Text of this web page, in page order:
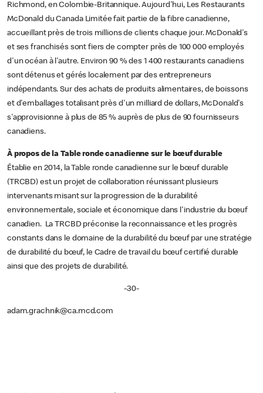
Richmond, en Colombie-Britannique. Aujourd'hui, Les Restaurants
McDonald du Canada Limitée fait partie de la fibre canadienne,
accueillant près de trois millions de clients chaque jour. McDonald's
et ses franchisés sont fiers de compter près de 100 000 employés
d'un océan à l'autre. Environ 90 % des 1 400 restaurants canadiens
sont détenus et gérés localement par des entrepreneurs
indépendants. Sur des achats de produits alimentaires, de boissons
et d'emballages totalisant près d'un milliard de dollars, McDonald's
s'approvisionne à plus de 85 % auprès de plus de 90 fournisseurs
canadiens.
À propos de la Table ronde canadienne sur le bœuf durable
Établie en 2014, la Table ronde canadienne sur le bœuf durable
(TRCBD) est un projet de collaboration réunissant plusieurs
intervenants misant sur la progression de la durabilité
environnementale, sociale et économique dans l'industrie du bœuf
canadien. La TRCBD préconise la reconnaissance et les progrès
constants dans le domaine de la durabilité du bœuf par une stratégie
de durabilité du bœuf, le Cadre de travail du bœuf certifié durable
ainsi que des projets de durabilité.
-30-
adam.grachnik@ca.mcd.com